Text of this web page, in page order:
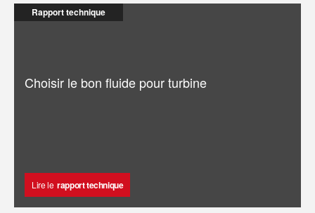
Rapport technique
Choisir le bon fluide pour turbine
Lire le rapport technique